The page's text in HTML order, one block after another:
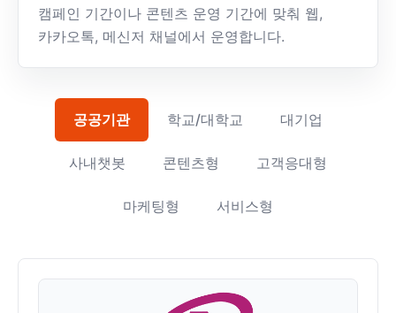
캠페인 기간이나 콘텐츠 운영 기간에 맞춰 웹,
카카오톡, 메신저 채널에서 운영합니다.
공공기관 학교/대학교 대기업
사내챗봇 콘텐츠형 고객응대형
마케팅형 서비스형